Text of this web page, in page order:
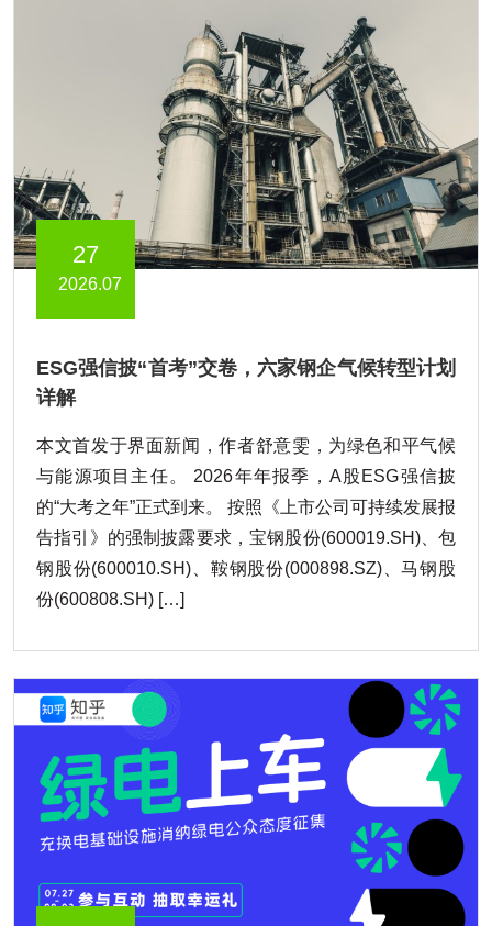
27
2026.07
ESG强信披“首考”交卷，六家钢企气候转型计划
详解
本文首发于界面新闻，作者舒意雯，为绿色和平气候
与能源项目主任。 2026年年报季，A股ESG强信披
的“大考之年”正式到来。 按照《上市公司可持续发展报
告指引》的强制披露要求，宝钢股份(600019.SH)、包
钢股份(600010.SH)、鞍钢股份(000898.SZ)、马钢股
份(600808.SH) […]